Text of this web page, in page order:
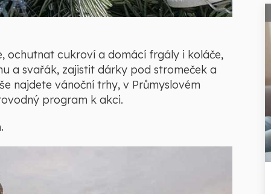
ochutnat cukroví a domácí frgály i koláče,
a svařák, zajistit dárky pod stromeček a
najdete vánoční trhy, v Průmyslovém
program k akci.